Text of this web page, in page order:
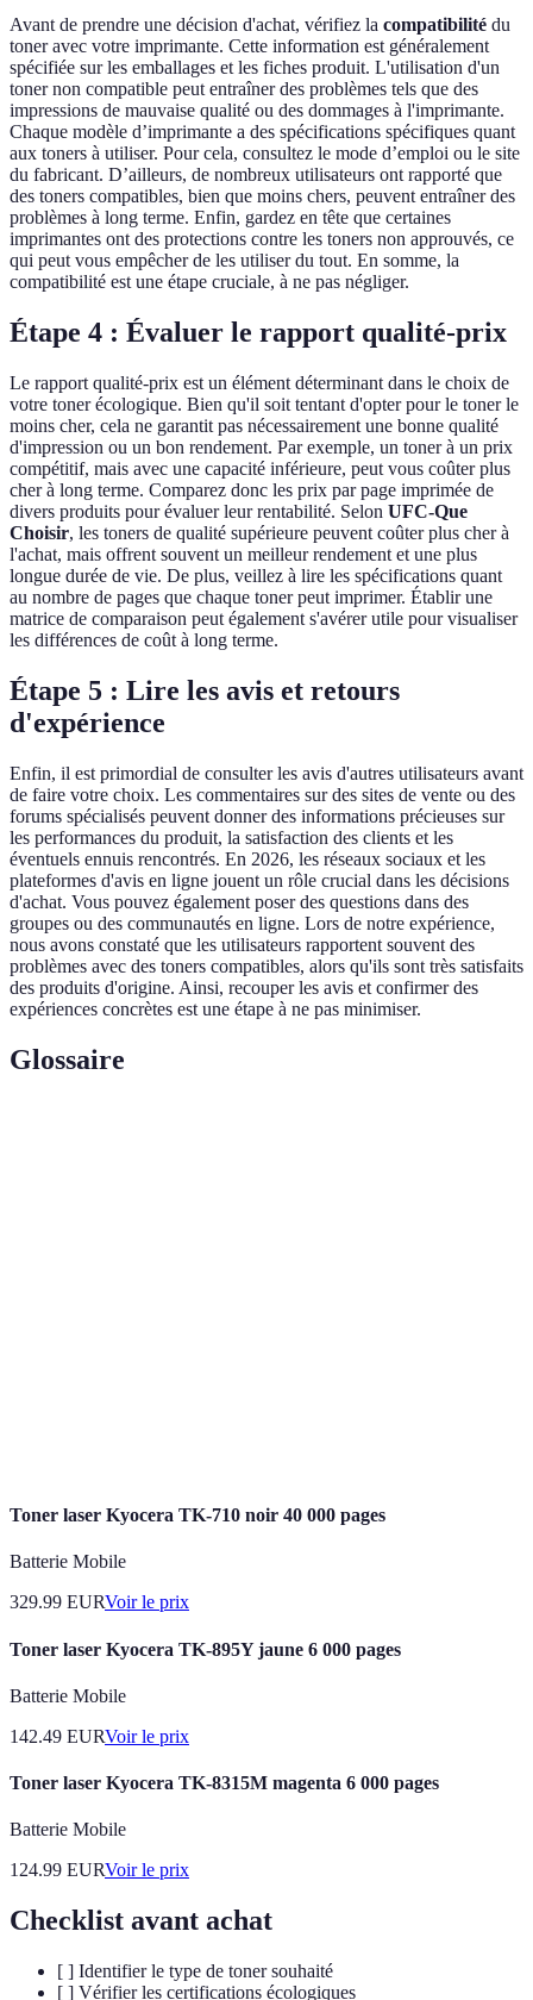
Avant de prendre une décision d'achat, vérifiez la compatibilité du
toner avec votre imprimante. Cette information est généralement
spécifiée sur les emballages et les fiches produit. L'utilisation d'un
toner non compatible peut entraîner des problèmes tels que des
impressions de mauvaise qualité ou des dommages à l'imprimante.
Chaque modèle d’imprimante a des spécifications spécifiques quant
aux toners à utiliser. Pour cela, consultez le mode d’emploi ou le site
du fabricant. D’ailleurs, de nombreux utilisateurs ont rapporté que
des toners compatibles, bien que moins chers, peuvent entraîner des
problèmes à long terme. Enfin, gardez en tête que certaines
imprimantes ont des protections contre les toners non approuvés, ce
qui peut vous empêcher de les utiliser du tout. En somme, la
compatibilité est une étape cruciale, à ne pas négliger.
Étape 4 : Évaluer le rapport qualité-prix
Le rapport qualité-prix est un élément déterminant dans le choix de
votre toner écologique. Bien qu'il soit tentant d'opter pour le toner le
moins cher, cela ne garantit pas nécessairement une bonne qualité
d'impression ou un bon rendement. Par exemple, un toner à un prix
compétitif, mais avec une capacité inférieure, peut vous coûter plus
cher à long terme. Comparez donc les prix par page imprimée de
divers produits pour évaluer leur rentabilité. Selon UFC-Que
Choisir, les toners de qualité supérieure peuvent coûter plus cher à
l'achat, mais offrent souvent un meilleur rendement et une plus
longue durée de vie. De plus, veillez à lire les spécifications quant
au nombre de pages que chaque toner peut imprimer. Établir une
matrice de comparaison peut également s'avérer utile pour visualiser
les différences de coût à long terme.
Étape 5 : Lire les avis et retours
d'expérience
Enfin, il est primordial de consulter les avis d'autres utilisateurs avant
de faire votre choix. Les commentaires sur des sites de vente ou des
forums spécialisés peuvent donner des informations précieuses sur
les performances du produit, la satisfaction des clients et les
éventuels ennuis rencontrés. En 2026, les réseaux sociaux et les
plateformes d'avis en ligne jouent un rôle crucial dans les décisions
d'achat. Vous pouvez également poser des questions dans des
groupes ou des communautés en ligne. Lors de notre expérience,
nous avons constaté que les utilisateurs rapportent souvent des
problèmes avec des toners compatibles, alors qu'ils sont très satisfaits
des produits d'origine. Ainsi, recouper les avis et confirmer des
expériences concrètes est une étape à ne pas minimiser.
Glossaire
Toner laser Kyocera TK-710 noir 40 000 pages
Batterie Mobile
329.99 EURVoir le prix
Toner laser Kyocera TK-895Y jaune 6 000 pages
Batterie Mobile
142.49 EURVoir le prix
Toner laser Kyocera TK-8315M magenta 6 000 pages
Batterie Mobile
124.99 EURVoir le prix
Checklist avant achat
[ ] Identifier le type de toner souhaité
[ ] Vérifier les certifications écologiques